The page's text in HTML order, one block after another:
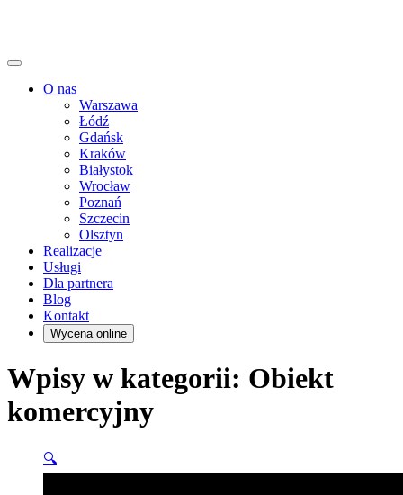
O nas
Warszawa
Łódź
Gdańsk
Kraków
Białystok
Wrocław
Poznań
Szczecin
Olsztyn
Realizacje
Usługi
Dla partnera
Blog
Kontakt
Wycena online
Wpisy w kategorii: Obiekt
komercyjny
🔍